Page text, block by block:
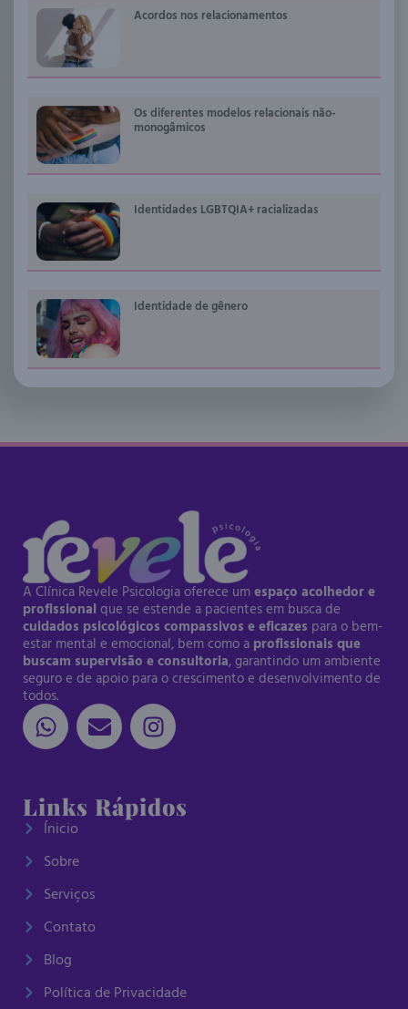
Acordos nos relacionamentos
Os diferentes modelos relacionais não-
monogâmicos
Identidades LGBTQIA+ racializadas
Identidade de gênero
A Clínica Revele Psicologia oferece umespaço acolhedor e
profissional que se estende a pacientes em busca de
cuidados psicológicos compassivos e eficazes para o bem-
estar mental e emocional, bem como a profissionais que
buscam supervisão e consultoria, garantindo um ambiente
seguro e de apoio para o crescimento e desenvolvimento de
todos.
Links Rápidos
Ínicio
Sobre
Serviços
Contato
Blog
Política de Privacidade